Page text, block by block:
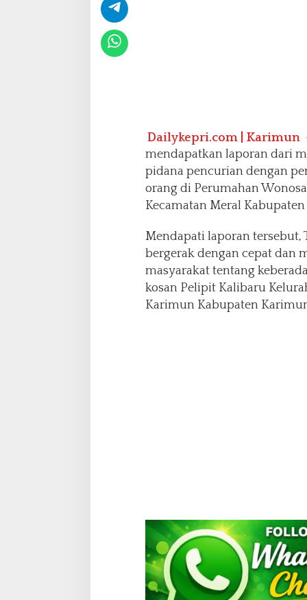
Dailykepri.com | Karimun
mendapatkan laporan dari
pidana pencurian dengan
orang di Perumahan
Kecamatan Meral
Mendapati laporan tersebut,
bergerak dengan cepat dan
masyarakat tentang
kosan Pelipit Kalibaru
Karimun Kabupaten